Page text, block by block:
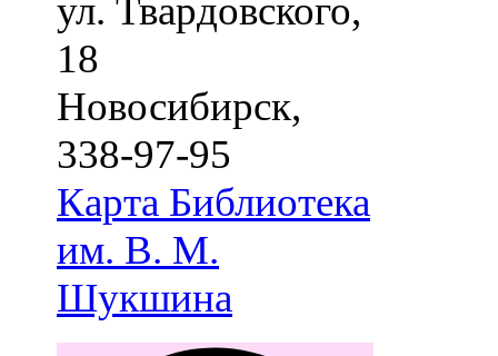
ул. Твардовского,
18
Новосибирск,
338-97-95
Карта Библиотека
им. В. М.
Шукшина